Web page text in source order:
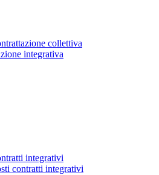
collettiva
integrativa
integrativi
contratti integrativi